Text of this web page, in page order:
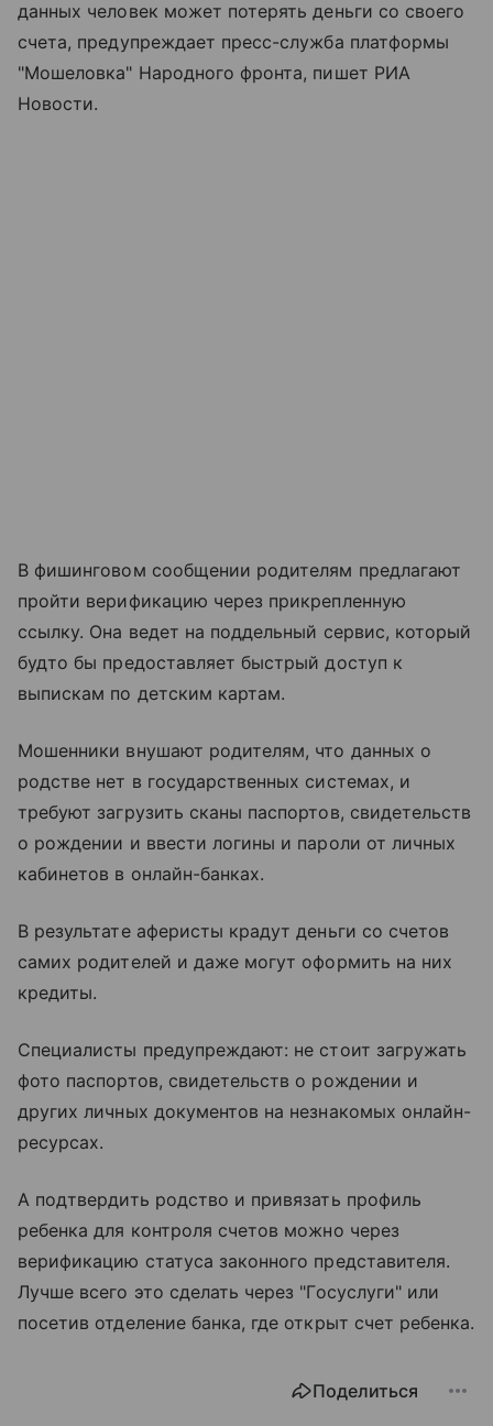
данных человек может потерять деньги со своего
счета, предупреждает пресс-служба платформы
"Мошеловка" Народного фронта, пишет РИА
Новости.
В фишинговом сообщении родителям предлагают
пройти верификацию через прикрепленную
ссылку. Она ведет на поддельный сервис, который
будто бы предоставляет быстрый доступ к
выпискам по детским картам.
Мошенники внушают родителям, что данных о
родстве нет в государственных системах, и
требуют загрузить сканы паспортов, свидетельств
о рождении и ввести логины и пароли от личных
кабинетов в онлайн-банках.
В результате аферисты крадут деньги со счетов
самих родителей и даже могут оформить на них
кредиты.
Специалисты предупреждают: не стоит загружать
фото паспортов, свидетельств о рождении и
других личных документов на незнакомых онлайн-
ресурсах.
А подтвердить родство и привязать профиль
ребенка для контроля счетов можно через
верификацию статуса законного представителя.
Лучше всего это сделать через "Госуслуги" или
посетив отделение банка, где открыт счет ребенка.
Поделиться